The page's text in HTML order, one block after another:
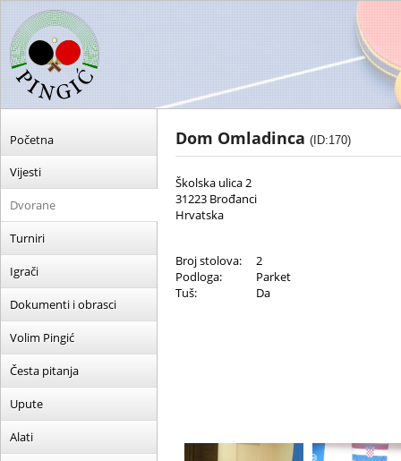
Početna
Vijesti
Dvorane
Turniri
Igrači
Dokumenti i obrasci
Volim Pingić
Česta pitanja
Upute
Alati
Dom Omladinca (ID:170)
Školska ulica 2
31223 Brođanci
Hrvatska
Broj stolova:
2
Podloga:
Parket
Tuš:
Da